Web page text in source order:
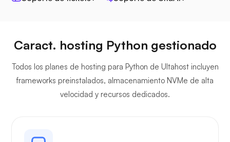
Plex
Caract. hosting Python gestionado
Todos los planes de hosting para Python de Ultahost incluyen
frameworks preinstalados, almacenamiento NVMe de alta
velocidad y recursos dedicados.